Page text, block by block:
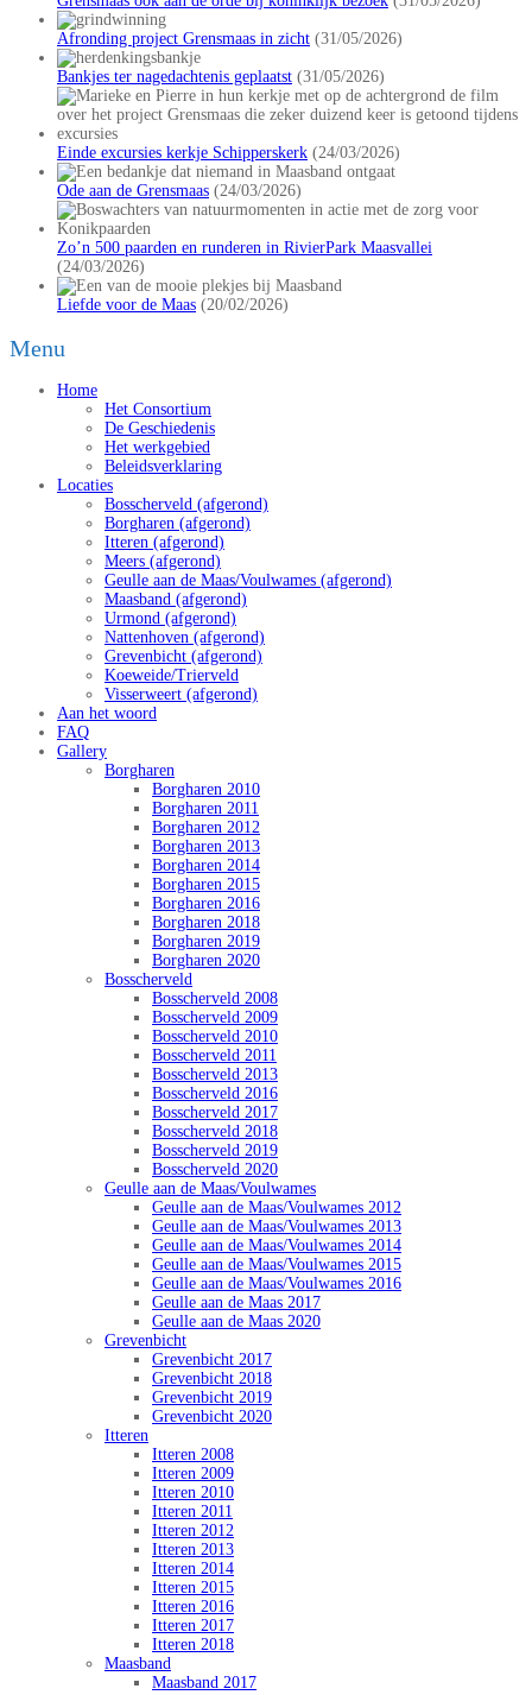
Afronding project Grensmaas in zicht (31/05/2026)
Bankjes ter nagedachtenis geplaatst (31/05/2026)
Einde excursies kerkje Schipperskerk (24/03/2026)
Ode aan de Grensmaas (24/03/2026)
Zo’n 500 paarden en runderen in RivierPark Maasvallei
(24/03/2026)
Liefde voor de Maas (20/02/2026)
Menu
Home
Het Consortium
De Geschiedenis
Het werkgebied
Beleidsverklaring
Locaties
Bosscherveld (afgerond)
Borgharen (afgerond)
Itteren (afgerond)
Meers (afgerond)
Geulle aan de Maas/Voulwames (afgerond)
Maasband (afgerond)
Urmond (afgerond)
Nattenhoven (afgerond)
Grevenbicht (afgerond)
Koeweide/Trierveld
Visserweert (afgerond)
Aan het woord
FAQ
Gallery
Borgharen
Borgharen 2010
Borgharen 2011
Borgharen 2012
Borgharen 2013
Borgharen 2014
Borgharen 2015
Borgharen 2016
Borgharen 2018
Borgharen 2019
Borgharen 2020
Bosscherveld
Bosscherveld 2008
Bosscherveld 2009
Bosscherveld 2010
Bosscherveld 2011
Bosscherveld 2013
Bosscherveld 2016
Bosscherveld 2017
Bosscherveld 2018
Bosscherveld 2019
Bosscherveld 2020
Geulle aan de Maas/Voulwames
Geulle aan de Maas/Voulwames 2012
Geulle aan de Maas/Voulwames 2013
Geulle aan de Maas/Voulwames 2014
Geulle aan de Maas/Voulwames 2015
Geulle aan de Maas/Voulwames 2016
Geulle aan de Maas 2017
Geulle aan de Maas 2020
Grevenbicht
Grevenbicht 2017
Grevenbicht 2018
Grevenbicht 2019
Grevenbicht 2020
Itteren
Itteren 2008
Itteren 2009
Itteren 2010
Itteren 2011
Itteren 2012
Itteren 2013
Itteren 2014
Itteren 2015
Itteren 2016
Itteren 2017
Itteren 2018
Maasband
Maasband 2017